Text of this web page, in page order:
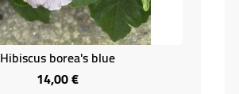
Hibiscus borea's blue
14,00 €Prix